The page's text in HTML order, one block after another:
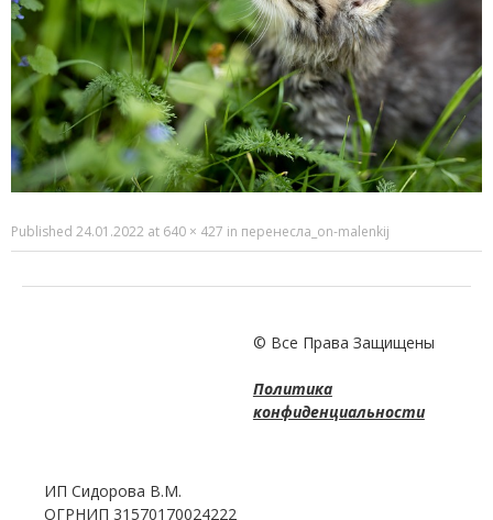
Published 24.01.2022 at 640 × 427 in перенесла_on-malenkij
© Все Права Защищены
Политика
конфиденциальности
ИП Сидорова В.М.
ОГРНИП 31570170024222